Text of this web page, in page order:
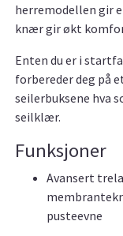
herremodellen gir
knær gir økt
Enten du er i
forbereder deg på
seilerbuksene hva
seilklær.
Funksjoner
Avansert
pusteevne